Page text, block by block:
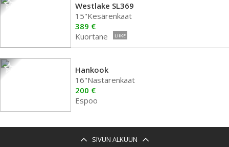
Westlake SL369
15"Kesärenkaat
389 €
Kuortane
LIIKE
Hankook
16"Nastarenkaat
200 €
Espoo
SIVUN ALKUUN